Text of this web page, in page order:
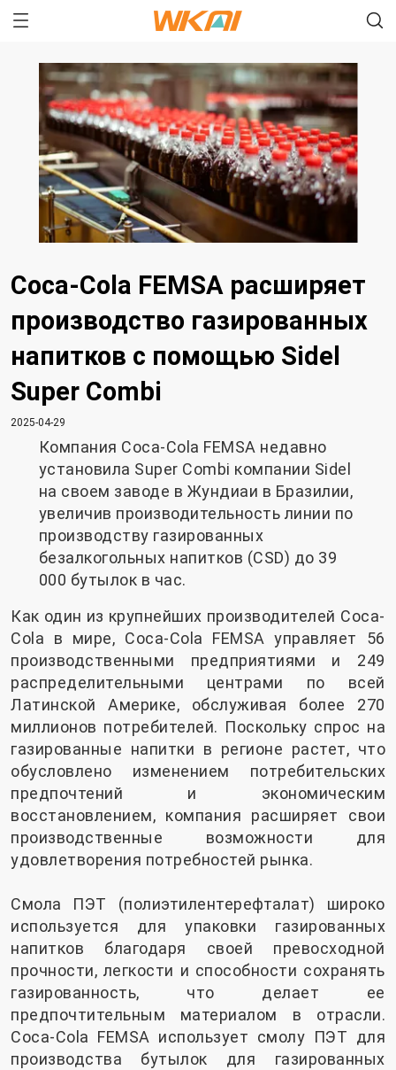
Coca-Cola FEMSA расширяет
производство газированных
напитков с помощью Sidel
Super Combi
2025-04-29
Компания Coca-Cola FEMSA недавно
установила Super Combi компании Sidel
на своем заводе в Жундиаи в Бразилии,
увеличив производительность линии по
производству газированных
безалкогольных напитков (CSD) до 39
000 бутылок в час.
Как один из крупнейших производителей Coca-
Cola в мире, Coca-Cola FEMSA управляет 56
производственными предприятиями и 249
распределительными центрами по всей
Латинской Америке, обслуживая более 270
миллионов потребителей. Поскольку спрос на
газированные напитки в регионе растет, что
обусловлено изменением потребительских
предпочтений и экономическим
восстановлением, компания расширяет свои
производственные возможности для
удовлетворения потребностей рынка.
Смола ПЭТ (полиэтилентерефталат) широко
используется для упаковки газированных
напитков благодаря своей превосходной
прочности, легкости и способности сохранять
газированность, что делает ее
предпочтительным материалом в отрасли.
Coca-Cola FEMSA использует смолу ПЭТ для
производства бутылок для газированных